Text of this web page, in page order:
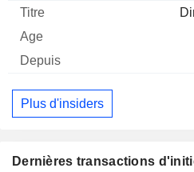
Plus d'insiders
Dernières transactions